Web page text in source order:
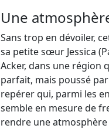
Une
Sans trop en dévoiler,
sa petite sœur Jessica
Acker, dans une région
parfait, mais poussé
repérer qui, parmi les
semble en mesure de
rendre une